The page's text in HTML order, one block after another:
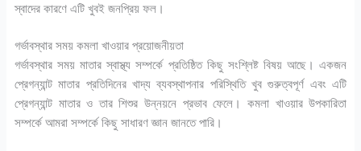
স্বাদের কারণে এটি খুবই জনপ্রিয় ফল।
গর্ভাবস্থার সময় কমলা খাওয়ার প্রয়োজনীয়তা
গর্ভাবস্থার সময় মাতার স্বাস্থ্য সম্পর্কে প্রতিষ্ঠিত কিছু সংশ্লিষ্ট বিষয় আছে। একজন
প্রেগন্যান্ট মাতার প্রতিদিনের খাদ্য ব্যবস্থাপনার পরিস্থিতি খুব গুরুত্বপূর্ণ এবং এটি
প্রেগন্যান্ট মাতার ও তার শিশুর উন্নয়নে প্রভাব ফেলে। কমলা খাওয়ার উপকারিতা
সম্পর্কে আমরা সম্পর্কে কিছু সাধারণ জ্ঞান জানতে পারি।